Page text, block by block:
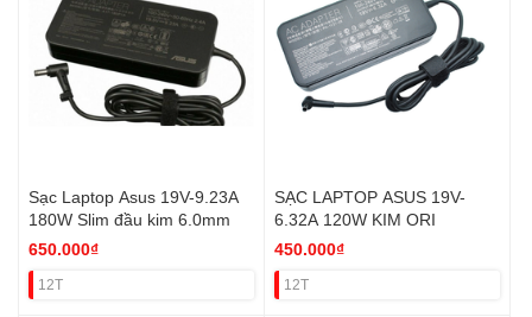
Sạc Laptop Asus 19V-9.23A
180W Slim đầu kim 6.0mm
650.000₫
12T
SẠC LAPTOP ASUS 19V-
6.32A 120W KIM ORI
450.000₫
12T